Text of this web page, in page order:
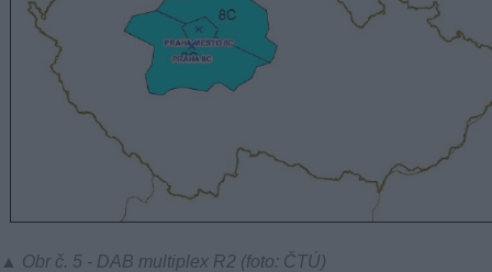
▲ Obr č. 5 - DAB multiplex R2 (foto: ČTÚ)